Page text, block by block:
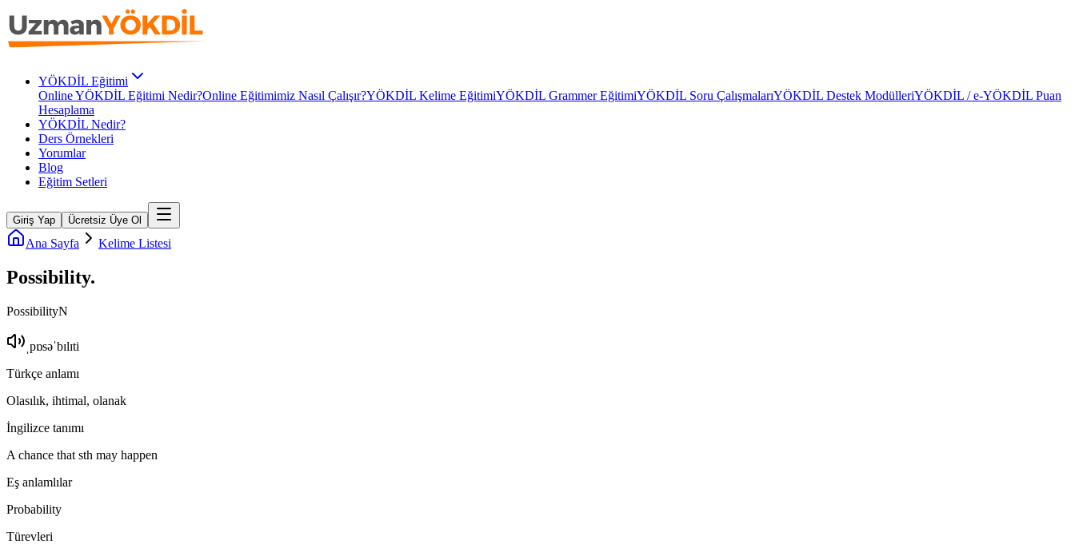
YÖKDİL Eğitimi
Online YÖKDİL Eğitimi Nedir?Online Eğitimimiz Nasıl Çalışır?YÖKDİL Kelime EğitimiYÖKDİL Grammer EğitimiYÖKDİL Soru ÇalışmalarıYÖKDİL Destek ModülleriYÖKDİL / e-YÖKDİL Puan
Hesaplama
YÖKDİL Nedir?
Ders Örnekleri
Yorumlar
Blog
Eğitim Setleri
Giriş Yap Ücretsiz Üye Ol
Ana Sayfa Kelime Listesi
Possibility.
PossibilityN
ˌpɒsəˈbɪlɪti
Türkçe anlamı
Olasılık, ihtimal, olanak
İngilizce tanımı
A chance that sth may happen
Eş anlamlılar
Probability
Türevleri